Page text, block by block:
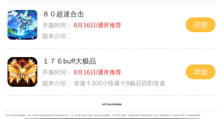
８０超速合击
开服时间： 8月16日/通宵推荐
版本介绍：
详情
１７６buff大极品
开服时间： 8月16日/通宵推荐
版本介绍： 攻速十300小怪爆十9极品切割攻速
详情
传世手游sf发布网新服
传世手游sf发布网新服，作为一款备受玩家喜爱的传世手游私服发布平台，为广大玩家们提供了最新、最好玩的游戏版本。不同于官方版本，私服在游戏玩法和角色设置上进行了独特的改动，为玩家们带来了全新的游戏体验。